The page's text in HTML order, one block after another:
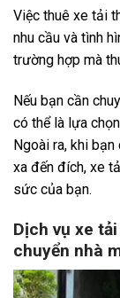
Việc thuê xe tải
nhu cầu và tình
trường hợp mà
Nếu bạn cần
có thể là lựa
Ngoài ra, khi
xa đến đích, xe
sức của bạn.
Dịch vụ xe
chuyển nhà